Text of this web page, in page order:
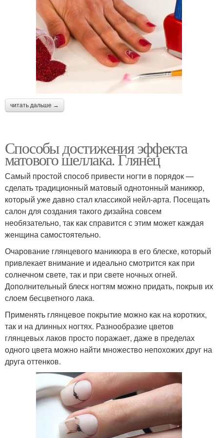
читать дальше →
Способы достижения эффекта
матового шеллака. Глянец
Самый простой способ привести ногти в порядок —
сделать традиционный матовый однотонный маникюр,
который уже давно стал классикой нейл-арта. Посещать
салон для создания такого дизайна совсем
необязательно, так как справится с этим может каждая
женщина самостоятельно.
Очарование глянцевого маникюра в его блеске, который
привлекает внимание и идеально смотрится как при
солнечном свете, так и при свете ночных огней.
Дополнительный блеск ногтям можно придать, покрыв их
слоем бесцветного лака.
Применять глянцевое покрытие можно как на коротких,
так и на длинных ногтях. Разнообразие цветов
глянцевых лаков просто поражает, даже в пределах
одного цвета можно найти множество непохожих друг на
друга оттенков.